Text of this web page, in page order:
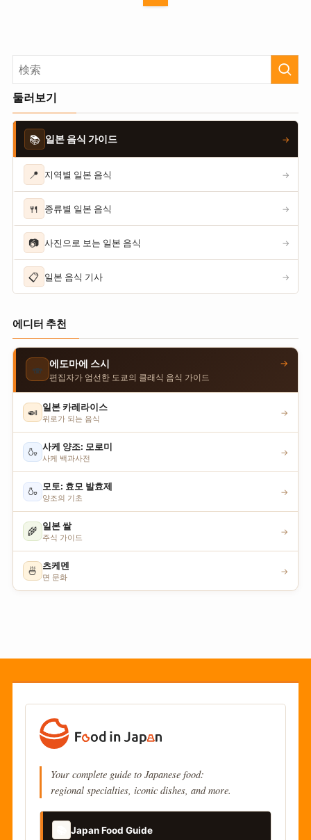
둘러보기
📚 일본 음식 가이드 →
📍 지역별 일본 음식 →
🍴 종류별 일본 음식 →
📷 사진으로 보는 일본 음식 →
📋 일본 음식 기사 →
에디터 추천
🍣 에도마에 스시
편집자가 엄선한 도쿄의 클래식 음식 가이드
→
🍛 일본 카레라이스
위로가 되는 음식
→
🍶 사케 양조: 모로미
사케 백과사전
→
🍶 모토: 효모 발효제
양조의 기초
→
🌾 일본 쌀
주식 가이드
→
🍜 츠케멘
면 문화
→
Your complete guide to Japanese food:
regional specialties, iconic dishes, and more.
Japan Food Guide